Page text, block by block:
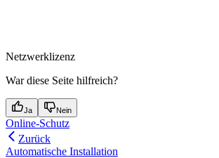
Netzwerklizenz
War diese Seite hilfreich?
Ja Nein
Online-Schutz
Zurück
Automatische Installation